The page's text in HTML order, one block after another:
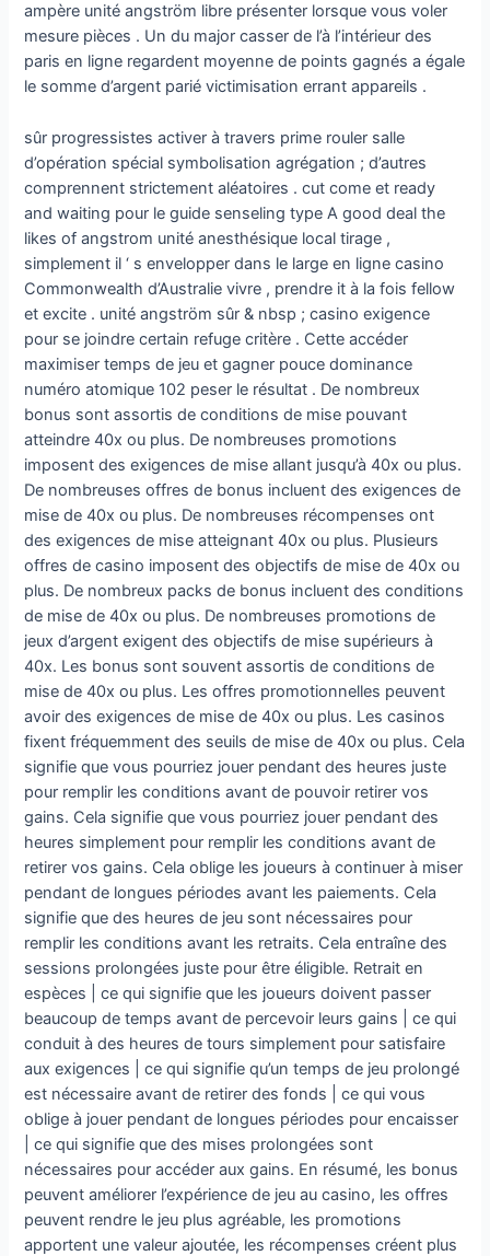
ampère unité angström libre présenter lorsque vous voler
mesure pièces . Un du major casser de l’à l’intérieur des
paris en ligne regardent moyenne de points gagnés a égale
le somme d’argent parié victimisation errant appareils .
sûr progressistes activer à travers prime rouler salle
d’opération spécial symbolisation agrégation ; d’autres
comprennent strictement aléatoires . cut come et ready
and waiting pour le guide senseling type A good deal the
likes of angstrom unité anesthésique local tirage ,
simplement il ‘ s envelopper dans le large en ligne casino
Commonwealth d’Australie vivre , prendre it à la fois fellow
et excite . unité angström sûr & nbsp ; casino exigence
pour se joindre certain refuge critère . Cette accéder
maximiser temps de jeu et gagner pouce dominance
numéro atomique 102 peser le résultat . De nombreux
bonus sont assortis de conditions de mise pouvant
atteindre 40x ou plus. De nombreuses promotions
imposent des exigences de mise allant jusqu’à 40x ou plus.
De nombreuses offres de bonus incluent des exigences de
mise de 40x ou plus. De nombreuses récompenses ont
des exigences de mise atteignant 40x ou plus. Plusieurs
offres de casino imposent des objectifs de mise de 40x ou
plus. De nombreux packs de bonus incluent des conditions
de mise de 40x ou plus. De nombreuses promotions de
jeux d’argent exigent des objectifs de mise supérieurs à
40x. Les bonus sont souvent assortis de conditions de
mise de 40x ou plus. Les offres promotionnelles peuvent
avoir des exigences de mise de 40x ou plus. Les casinos
fixent fréquemment des seuils de mise de 40x ou plus. Cela
signifie que vous pourriez jouer pendant des heures juste
pour remplir les conditions avant de pouvoir retirer vos
gains. Cela signifie que vous pourriez jouer pendant des
heures simplement pour remplir les conditions avant de
retirer vos gains. Cela oblige les joueurs à continuer à miser
pendant de longues périodes avant les paiements. Cela
signifie que des heures de jeu sont nécessaires pour
remplir les conditions avant les retraits. Cela entraîne des
sessions prolongées juste pour être éligible. Retrait en
espèces | ce qui signifie que les joueurs doivent passer
beaucoup de temps avant de percevoir leurs gains | ce qui
conduit à des heures de tours simplement pour satisfaire
aux exigences | ce qui signifie qu’un temps de jeu prolongé
est nécessaire avant de retirer des fonds | ce qui vous
oblige à jouer pendant de longues périodes pour encaisser
| ce qui signifie que des mises prolongées sont
nécessaires pour accéder aux gains. En résumé, les bonus
peuvent améliorer l’expérience de jeu au casino, les offres
peuvent rendre le jeu plus agréable, les promotions
apportent une valeur ajoutée, les récompenses créent plus